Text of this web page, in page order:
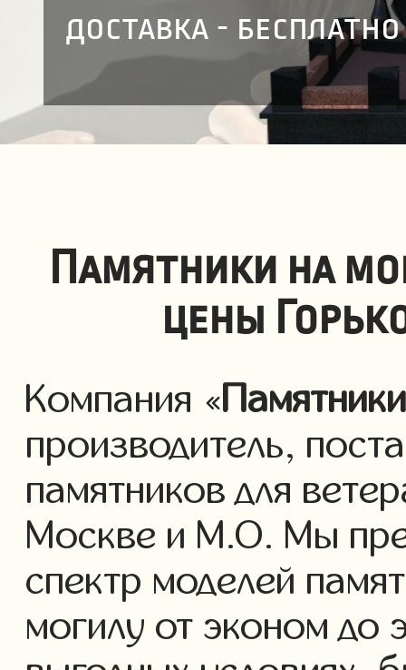
доставка - бесплатно
Памятники на
цены
Компания «Памятники
производитель,
памятников для
Москве и М.О. Мы
спектр моделей
могилу от эконом до